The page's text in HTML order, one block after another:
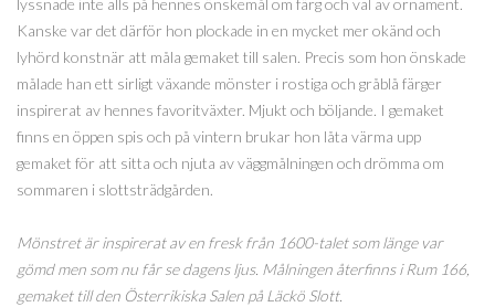
lyssnade inte alls på hennes önskemål om färg och val av ornament.
Kanske var det därför hon plockade in en mycket mer okänd och
lyhörd konstnär att måla gemaket till salen. Precis som hon önskade
målade han ett sirligt växande mönster i rostiga och gråblå färger
inspirerat av hennes favoritväxter. Mjukt och böljande. I gemaket
finns en öppen spis och på vintern brukar hon låta värma upp
gemaket för att sitta och njuta av väggmålningen och drömma om
sommaren i slottsträdgården.
Mönstret är inspirerat av en fresk från 1600-talet som länge var
gömd men som nu får se dagens ljus. Målningen återfinns i Rum 166,
gemaket till den Österrikiska Salen på Läckö Slott.